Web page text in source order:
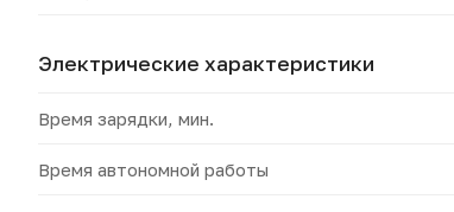
Электрические характеристики
Время зарядки, мин.
Время автономной работы